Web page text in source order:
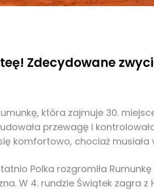
Zdecydowane
która zajmuje 30.
przewagę i
komfortowo, chociaż
Polka rozgromiła
W 4. rundzie Świątek zagra